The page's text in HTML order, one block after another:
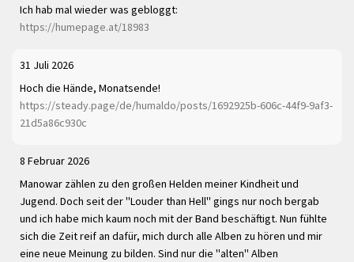
Ich hab mal wieder was gebloggt:
https://humepage.at/18983
31 Juli 2026
Hoch die Hände, Monatsende!
https://steady.page/de/humaldo/posts/1692925b-606c-44f9-9af3-
21d5a86c930c
8 Februar 2026
Manowar zählen zu den großen Helden meiner Kindheit und
Jugend. Doch seit der "Louder than Hell" gings nur noch bergab
und ich habe mich kaum noch mit der Band beschäftigt. Nun fühlte
sich die Zeit reif an dafür, mich durch alle Alben zu hören und mir
eine neue Meinung zu bilden. Sind nur die "alten" Alben